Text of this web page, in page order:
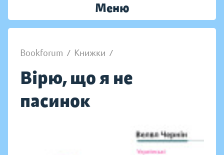
Меню
Bookforum / Книжки /
Вірю, що я не
пасинок